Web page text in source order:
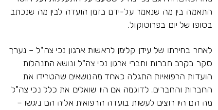
התאמה בין מה שנאמר על-ידם בזמן הועדה לבין מה שנכתב
בסופו של יום בפרוטוקול.
לאחר בחירתו של עידן קלימן לראשות ארגון נכי צה"ל – נערך
סקר בקרב חברות וחברי ארגון נכי צה"ל ונושא התנהלות
הועדות הרפואיות התגלה כאחד מהנושאים שהטרידו את
החברות והחברים. לדוגמה אם היו שואלים את כלל נכי צה"ל
מה הם היו רוצים לעשות בועדה הרפואית אליה הם ניגשו –